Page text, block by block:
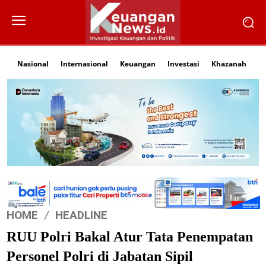
Nasional Internasional Keuangan Investasi Khazanah
HOME HEADLINE
RUU Polri Bakal Atur Tata Penempatan
Personel Polri di Jabatan Sipil